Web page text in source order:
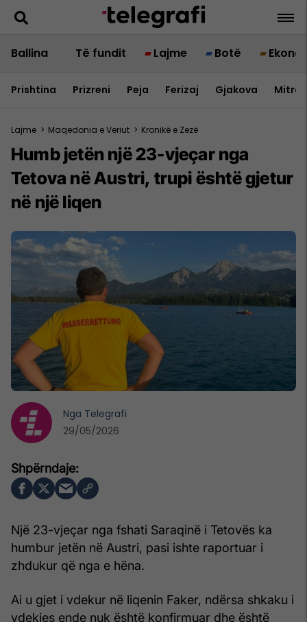
Ballina Të fundit Lajme Botë
Prishtina Prizreni Peja Ferizaj Gjakova
Lajme > Maqedonia e Veriut > Kronikë e Zezë
Humb jetën një 23-vjeçar nga
Tetova në Austri, trupi është gjetur
në një liqen
Një 23-vjeçar nga fshati Saraqinë i Tetovës ka
humbur jetën në Austri, pasi ishte raportuar i
zhdukur që nga e hëna.
Ai u gjet i vdekur në liqenin Faker, ndërsa shkaku i
vdekjes ende nuk është konfirmuar dhe është
Nga Telegrafi
29/05/2026